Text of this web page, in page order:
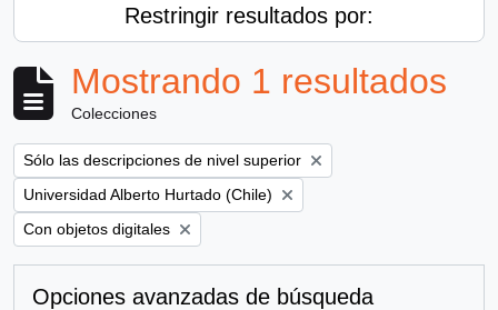
Restringir resultados por:
Mostrando 1 resultados
Colecciones
Remove filter:
Sólo las descripciones de nivel superior
Remove filter:
Universidad Alberto Hurtado (Chile)
Remove filter:
Con objetos digitales
Opciones avanzadas de búsqueda